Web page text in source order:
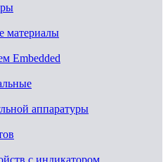
материалы
Embedded
аппаратуры
с индикатором